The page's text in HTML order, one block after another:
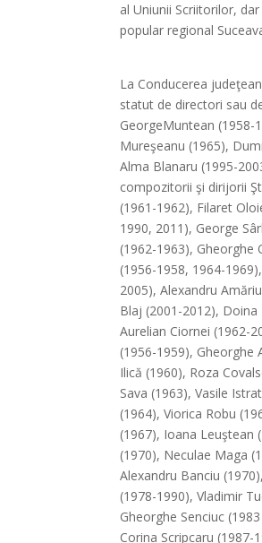
al Uniunii Scriitorilor,
popular regional
La Conducerea
statut de directori sau
GeorgeMuntean (1958-
Mureşeanu (1965),
Alma Blanaru (1995-
compozitorii şi dirijorii
(1961-1962), Filaret
1990, 2011), George
(1962-1963), Gheorghe
(1956-1958, 1964-
2005), Alexandru
Blaj (2001-2012),
Aurelian Ciornei (1962-
(1956-1959), Gheorghe
Ilică (1960), Roza
Sava (1963), Vasile
(1964), Viorica Robu
(1967), Ioana Leuştean
(1970), Neculae Maga
Alexandru Banciu
(1978-1990), Vladimir
Gheorghe Senciuc
Corina Scripcaru (1987-